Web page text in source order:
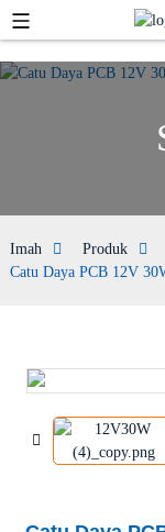
Imah Produk
Catu Daya PCB 12V